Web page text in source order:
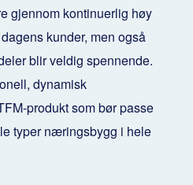
gjennom kontinuerlig høy
kunder, men også
blir veldig spennende.
dynamisk
produkt som bør passe
typer næringsbygg i hele